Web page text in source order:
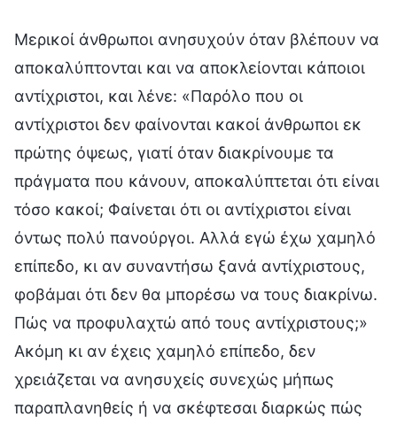
Μερικοί άνθρωποι ανησυχούν όταν βλέπουν να
αποκαλύπτονται και να αποκλείονται κάποιοι
αντίχριστοι, και λένε: «Παρόλο που οι
αντίχριστοι δεν φαίνονται κακοί άνθρωποι εκ
πρώτης όψεως, γιατί όταν διακρίνουμε τα
πράγματα που κάνουν, αποκαλύπτεται ότι είναι
τόσο κακοί; Φαίνεται ότι οι αντίχριστοι είναι
όντως πολύ πανούργοι. Αλλά εγώ έχω χαμηλό
επίπεδο, κι αν συναντήσω ξανά αντίχριστους,
φοβάμαι ότι δεν θα μπορέσω να τους διακρίνω.
Πώς να προφυλαχτώ από τους αντίχριστους;»
Ακόμη κι αν έχεις χαμηλό επίπεδο, δεν
χρειάζεται να ανησυχείς συνεχώς μήπως
παραπλανηθείς ή να σκέφτεσαι διαρκώς πώς